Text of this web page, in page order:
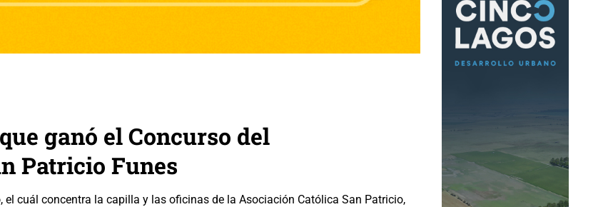
ganó el Concurso del
Patricio Funes
cuál concentra la capilla y las oficinas de la Asociación Católica San Patricio,